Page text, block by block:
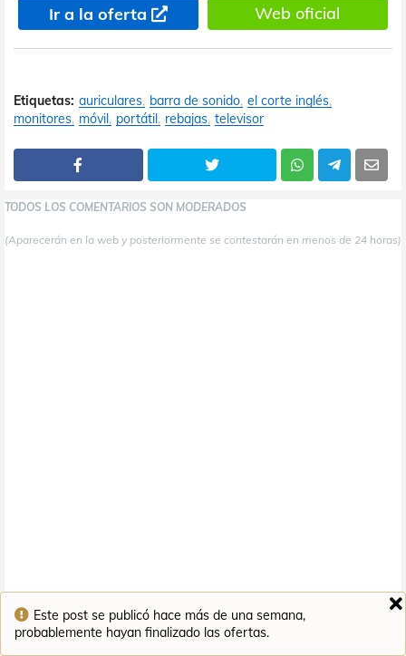
Ir a la oferta Web oficial
Este post se publicó hace más de una semana,
probablemente hayan finalizado las ofertas.
Etiquetas: auriculares barra de sonido el corte inglés
monitores móvil portátil rebajas televisor
TODOS LOS COMENTARIOS SON MODERADOS
(Aparecerán en la web y posteriormente se contestarán en menos de 24 horas)